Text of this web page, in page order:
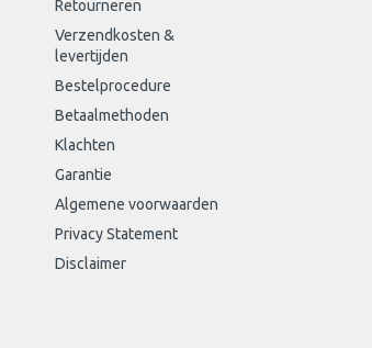
Retourneren
Verzendkosten &
levertijden
Bestelprocedure
Betaalmethoden
Klachten
Garantie
Algemene voorwaarden
Privacy Statement
Disclaimer